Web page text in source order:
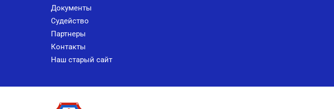
Документы
Судейство
Партнеры
Контакты
Наш старый сайт